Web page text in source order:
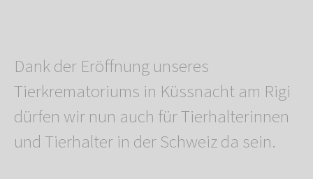
Dank der Eröffnung unseres
Tierkrematoriums in Küssnacht am Rigi
dürfen wir nun auch für Tierhalterinnen
und Tierhalter in der Schweiz da sein.